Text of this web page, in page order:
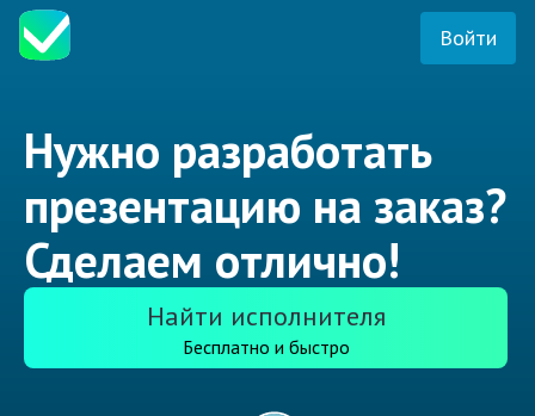
Войти
Нужно разработать
презентацию на заказ?
Сделаем отлично!
Найти исполнителя
Бесплатно и быстро